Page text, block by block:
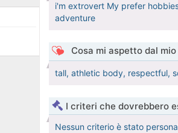
i'm extrovert My prefer
adventure
Cosa mi aspetto dal
tall, athletic body, respectful,
I criteri che dovrebbero
Nessun criterio è stato